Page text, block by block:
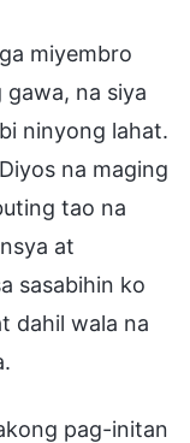
miyembro
gawa, na siya
ninyong lahat.
na maging
tao na
at
sasabihin ko
dahil wala na
pag-initan